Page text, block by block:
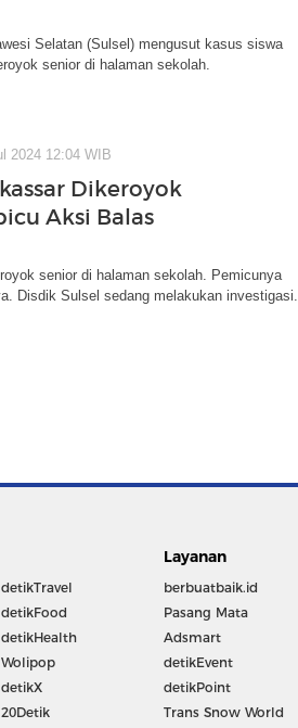
Selatan (Sulsel) mengusut kasus siswa
senior di halaman sekolah.
2024 12:04 WIB
Dikeroyok
Aksi Balas
senior di halaman sekolah. Pemicunya
Disdik Sulsel sedang melakukan investigasi.
detikTravel
detikFood
detikHealth
Wolipop
detikX
20Detik
Layanan
berbuatbaik.id
Pasang Mata
Adsmart
detikEvent
detikPoint
Trans Snow World